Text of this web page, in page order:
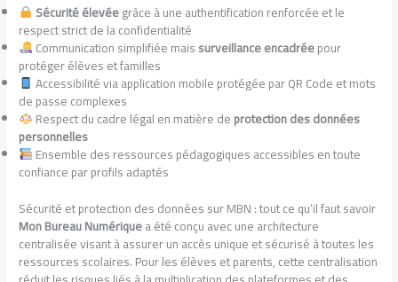
Sécurité élevéegrâce à une authentification renforcée et le
respect strict de la confidentialité
Communication simplifiée maissurveillance encadréepour
protéger élèves et familles
Accessibilité via application mobile protégée par QR Code et mots
de passe complexes
Respect du cadre légal en matière deprotection des données
personnelles
Ensemble des ressources pédagogiques accessibles en toute
confiance par profils adaptés
Sécurité et protection des données sur MBN : tout ce qu’il faut savoir
Mon Bureau Numériquea été conçu avec une architecture
centralisée visant à assurer un accès unique et sécurisé à toutes les
ressources scolaires. Pour les élèves et parents, cette centralisation